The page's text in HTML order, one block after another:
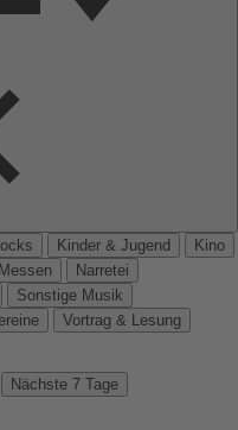
Kinder & Jugend
Kino
Narretei
Sonstige Musik
Vortrag & Lesung
Nächste 7 Tage